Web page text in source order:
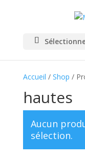
Accueil / Shop /
hautes
Aucun
sélection.